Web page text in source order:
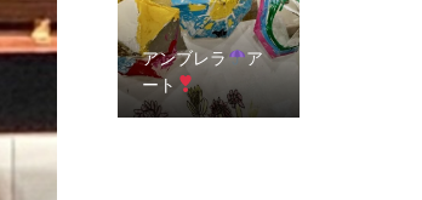
アンブレラ
ア
ート